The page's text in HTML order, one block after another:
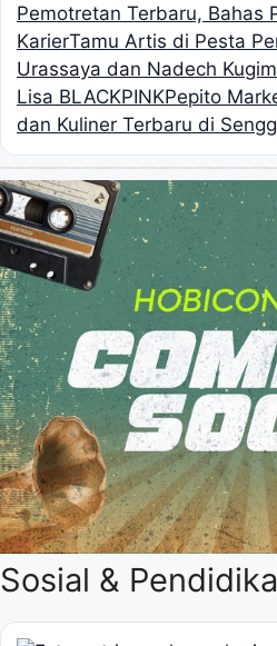
Pemotretan Terbaru, Bahas
KarierTamu Artis di Pesta
Urassaya dan Nadech
Lisa BLACKPINKPepito
dan Kuliner Terbaru di
Sosial &